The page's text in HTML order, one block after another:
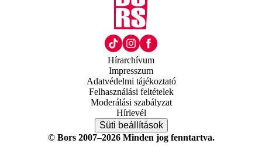
Hírarchívum
Impresszum
Adatvédelmi tájékoztató
Felhasználási feltételek
Moderálási szabályzat
Hírlevél
Süti beállítások
© Bors 2007–2026 Minden jog fenntartva.